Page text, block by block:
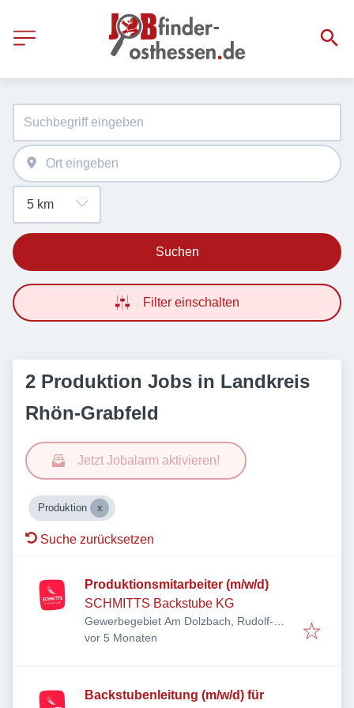
Suchen
Filter einschalten
2 Produktion Jobs in Landkreis
Rhön-Grabfeld
Jetzt Jobalarm aktivieren!
Produktion
Suche zurücksetzen
Produktionsmitarbeiter (m/w/d)
SCHMITTS Backstube KG
Gewerbegebiet Am Dolzbach, Rudolf-
Diesel-Ring 5, 97616 Bad Neustadt an
Veröffentlicht:
vor 5 Monaten
Backstubenleitung (m/w/d) für